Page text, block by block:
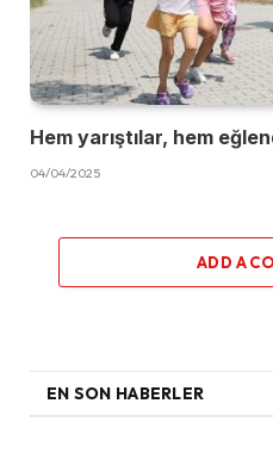
Hem yarıştılar, hem
04/04/2025
ADD A
EN SON HABERLER